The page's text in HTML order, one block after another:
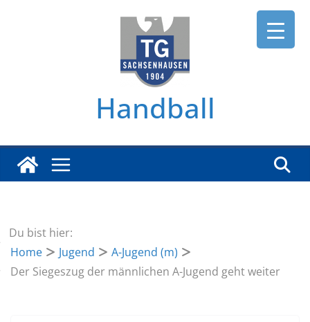
Handball
Du bist hier:
Home
Jugend
A-Jugend (m)
Der Siegeszug der männlichen A-Jugend geht weiter